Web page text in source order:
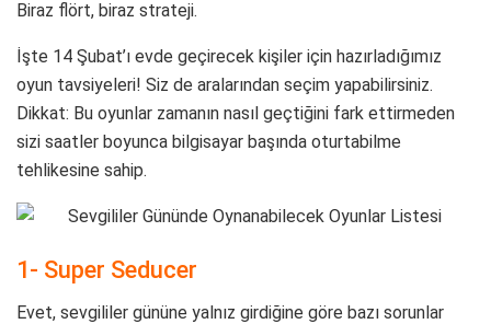
Biraz flört, biraz strateji.
İşte 14 Şubat’ı evde geçirecek kişiler için hazırladığımız
oyun tavsiyeleri! Siz de aralarından seçim yapabilirsiniz.
Dikkat: Bu oyunlar zamanın nasıl geçtiğini fark ettirmeden
sizi saatler boyunca bilgisayar başında oturtabilme
tehlikesine sahip.
1- Super Seducer
Evet, sevgililer gününe yalnız girdiğine göre bazı sorunlar